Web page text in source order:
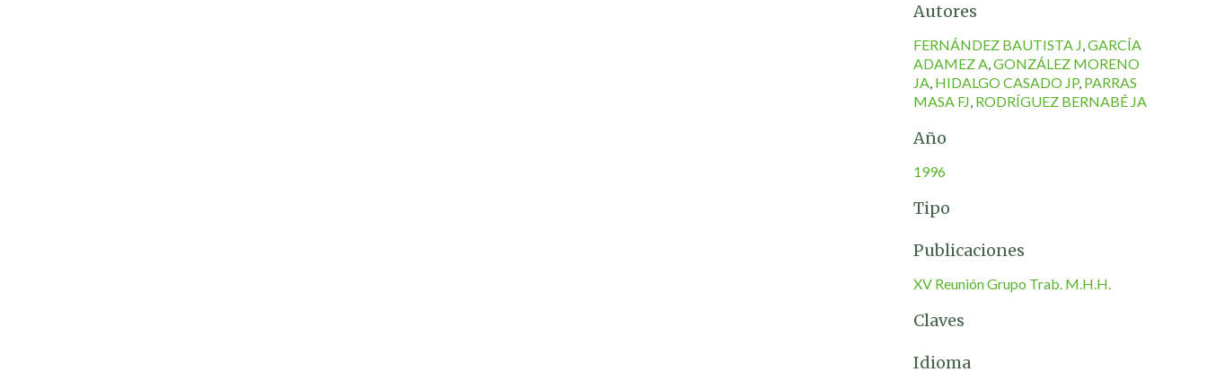
Autores
FERNÁNDEZ BAUTISTA J,GARCÍA
ADAMEZ A,GONZÁLEZ MORENO
JA, HIDALGO CASADO JP, PARRAS
MASA FJ, RODRÍGUEZ BERNABÉ JA
Año
1996
Tipo
Publicaciones
XV Reunión Grupo Trab. M.H.H.
Claves
Idioma